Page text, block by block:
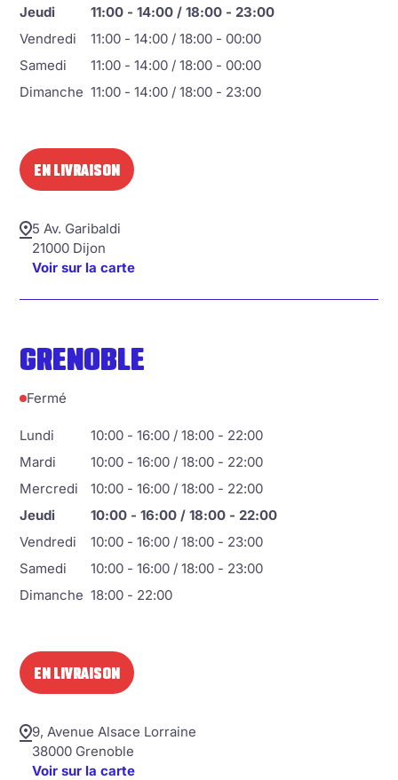
EN LIVRAISON
Jeudi
11:00 - 14:00 / 18:00 - 23:00
Vendredi
11:00 - 14:00 / 18:00 - 00:00
Samedi
11:00 - 14:00 / 18:00 - 00:00
Dimanche 11:00 - 14:00 / 18:00 - 23:00
5 Av. Garibaldi
21000 Dijon
Voir sur la carte
GRENOBLE
EN LIVRAISON
Fermé
Lundi
10:00 - 16:00 / 18:00 - 22:00
Mardi
10:00 - 16:00 / 18:00 - 22:00
Mercredi
10:00 - 16:00 / 18:00 - 22:00
Jeudi
10:00 - 16:00 / 18:00 - 22:00
Vendredi
10:00 - 16:00 / 18:00 - 23:00
Samedi
10:00 - 16:00 / 18:00 - 23:00
Dimanche 18:00 - 22:00
9, Avenue Alsace Lorraine
38000 Grenoble
Voir sur la carte